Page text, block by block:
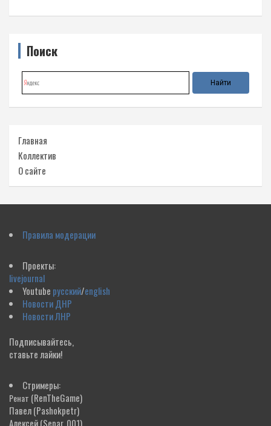
Поиск
Главная
Коллектив
О сайте
Правила модерации
Проекты:
livejournal
Youtube русский/english
Новости ДНР
Новости ЛНР
Подписывайтесь,
ставьте лайки!
Стримеры:
Ренат (RenTheGame)
Павел(Pashokpetr)
Алексей(Separ_001)